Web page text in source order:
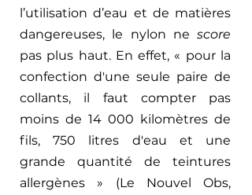
l’utilisation d’eau et de matières
dangereuses, le nylon ne
pas plus haut. En effet, « pour la
confection d'une seule paire de
collants, il faut compter pas
moins de 14 000 kilomètres de
fils, 750 litres d'eau et une
grande quantité de teintures
allergènes » (Le Nouvel Obs,